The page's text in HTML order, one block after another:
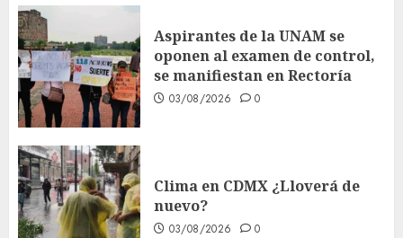
Aspirantes de la UNAM se
oponen al examen de control,
se manifiestan en Rectoría
03/08/2026 0
Clima en CDMX ¿Lloverá de
nuevo?
03/08/2026 0